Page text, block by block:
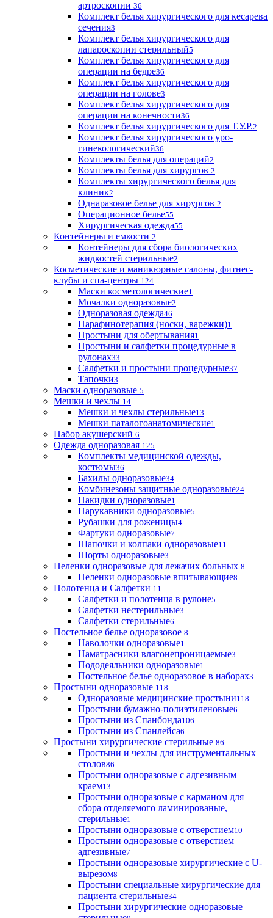
артроскопии 36
Комплект белья хирургического для кесарева
сечения3
Комплект белья хирургического для
лапароскопии стерильный5
Комплект белья хирургического для
операции на бедре36
Комплект белья хирургического для
операции на голове3
Комплект белья хирургического для
операции на конечности36
Комплект белья хирургического для Т.У.Р.2
Комплект белья хирургического уро-
гинекологический36
Комплекты белья для операций2
Комплекты белья для хирургов 2
Комплекты хирургического белья для
клиник2
Однаразовое белье для хирургов 2
Операционное белье55
Хирургическая одежда55
Контейнеры и емкости 2
Контейнеры для сбора биологических
жидкостей стерильные2
Косметические и маникюрные салоны, фитнес-
клубы и спа-центры 124
Маски косметологические1
Мочалки одноразовые2
Одноразовая одежда46
Парафинотерапия (носки, варежки)1
Простыни для обертывания1
Простыни и салфетки процедурные в
рулонах33
Салфетки и простыни процедурные37
Тапочки3
Маски одноразовые 5
Мешки и чехлы 14
Мешки и чехлы стерильные13
Мешки паталогоанатомические1
Набор акушерский 6
Одежда одноразовая 125
Комплекты медицинской одежды,
костюмы36
Бахилы одноразовые34
Комбинезоны защитные одноразовые24
Накидки одноразовые1
Нарукавники одноразовые5
Рубашки для роженицы4
Фартуки одноразовые7
Шапочки и колпаки одноразовые11
Шорты одноразовые3
Пеленки одноразовые для лежачих больных 8
Пеленки одноразовые впитывающие8
Полотенца и Салфетки 11
Салфетки и полотенца в рулоне5
Салфетки нестерильные3
Салфетки стерильные6
Постельное белье одноразовое 8
Наволочки одноразовые1
Наматрасники влагонепроницаемые3
Пододеяльники одноразовые1
Постельное белье одноразовое в наборах3
Простыни одноразовые 118
Одноразовые медицинские простыни118
Простыни бумажно-полиэтиленовые6
Простыни из Спанбонда106
Простыни из Спанлейса6
Простыни хирургические стерильные 86
Простыни и чехлы для инструментальных
столов86
Простыни одноразовые с адгезивным
краем13
Простыни одноразовые с карманом для
сбора отделяемого ламинированые,
стерильные1
Простыни одноразовые с отверстием10
Простыни одноразовые с отверстием
адгезивные7
Простыни одноразовые хирургические с U-
вырезом8
Простыни специальные хирургические для
пациента стерильные34
Простыни хирургические одноразовые